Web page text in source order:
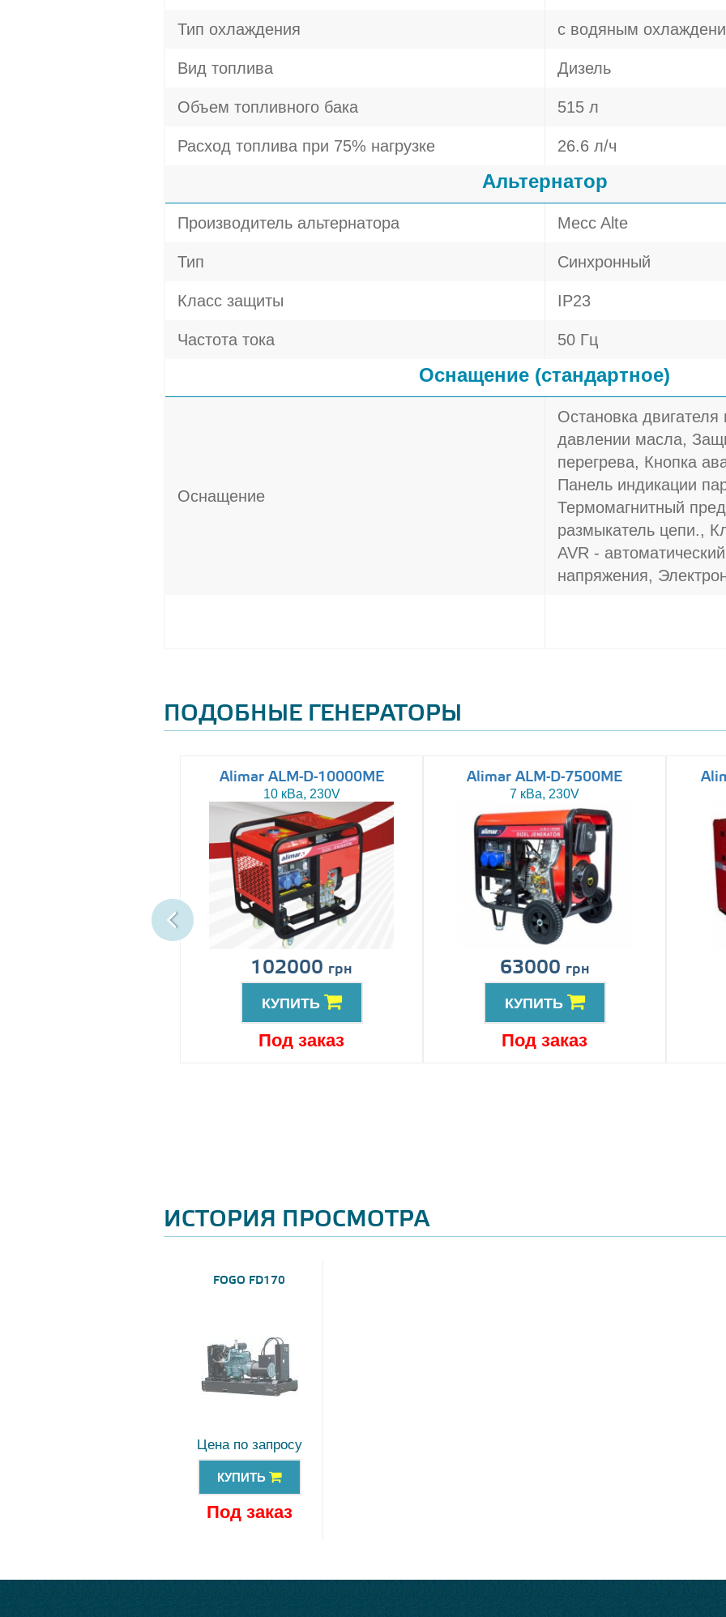
Тип охлаждения с водяным
Вид топлива Дизель
Объем топливного бака 515 л
Расход топлива при 75% нагрузке 26.6 л/ч
Альтернатор
Производитель альтернатора Mecc Alte
Тип Синхронный
Класс защиты IP23
Частота тока 50 Гц
Оснащение (стандартное)
Оснащение
Остановка
давлении масла,
перегрева, Кнопка
Панель индикации
Термомагнитный
размыкатель цепи.,
AVR -
напряжения,
ПОДОБНЫЕ ГЕНЕРАТОРЫ
Alimar ALM-D-10000ME
10 кВа, 230V
102000 грн
КУПИТЬ
Под заказ
Alimar ALM-D-7500ME
7 кВа, 230V
63000 грн
КУПИТЬ
Под заказ
ИСТОРИЯ ПРОСМОТРА
FOGO FD170
Цена по запросу
КУПИТЬ
Под заказ